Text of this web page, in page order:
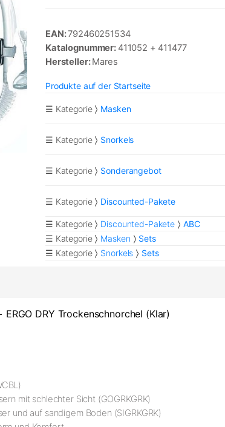
EAN:792460251534
Katalognummer: 411052 + 411477
Hersteller:Mares
Produkte auf der Startseite
☰ Kategorie Masken
☰ Kategorie Snorkels
☰ Kategorie Sonderangebot
☰ Kategorie Discounted-Pakete
☰ Kategorie Discounted-Pakete
ABC
☰ Kategorie
Masken
Sets
☰ Kategorie
Snorkels Sets
ERGO DRY Trockenschnorchel (Klar)
mit schlechter Sicht (GOGRKGRK)
und auf sandigem Boden (SIGRKGRK)